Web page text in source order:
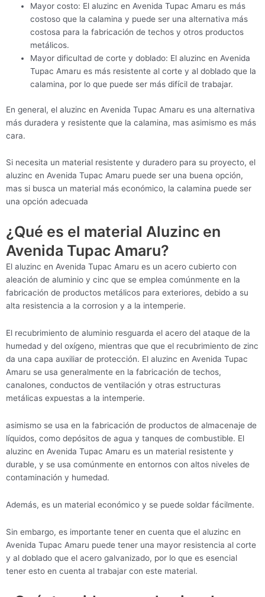
Mayor costo: El aluzinc en Avenida Tupac Amaru es más
costoso que la calamina y puede ser una alternativa más
costosa para la fabricación de techos y otros productos
metálicos.
Mayor dificultad de corte y doblado: El aluzinc en Avenida
Tupac Amaru es más resistente al corte y al doblado que la
calamina, por lo que puede ser más difícil de trabajar.
En general, el aluzinc en Avenida Tupac Amaru es una alternativa
más duradera y resistente que la calamina, mas asimismo es más
cara.
Si necesita un material resistente y duradero para su proyecto, el
aluzinc en Avenida Tupac Amaru puede ser una buena opción,
mas si busca un material más económico, la calamina puede ser
una opción adecuada
¿Qué es el material Aluzinc en
Avenida Tupac Amaru?
El aluzinc en Avenida Tupac Amaru es un acero cubierto con
aleación de aluminio y cinc que se emplea comúnmente en la
fabricación de productos metálicos para exteriores, debido a su
alta resistencia a la corrosion y a la intemperie.
El recubrimiento de aluminio resguarda el acero del ataque de la
humedad y del oxígeno, mientras que que el recubrimiento de zinc
da una capa auxiliar de protección. El aluzinc en Avenida Tupac
Amaru se usa generalmente en la fabricación de techos,
canalones, conductos de ventilación y otras estructuras
metálicas expuestas a la intemperie.
asimismo se usa en la fabricación de productos de almacenaje de
líquidos, como depósitos de agua y tanques de combustible. El
aluzinc en Avenida Tupac Amaru es un material resistente y
durable, y se usa comúnmente en entornos con altos niveles de
contaminación y humedad.
Además, es un material económico y se puede soldar fácilmente.
Sin embargo, es importante tener en cuenta que el aluzinc en
Avenida Tupac Amaru puede tener una mayor resistencia al corte
y al doblado que el acero galvanizado, por lo que es esencial
tener esto en cuenta al trabajar con este material.